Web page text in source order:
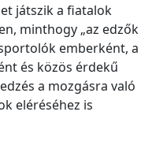
játszik a fiatalok
minthogy „az edzők
emberként, a
és közös érdekű
a mozgásra való
eléréséhez is